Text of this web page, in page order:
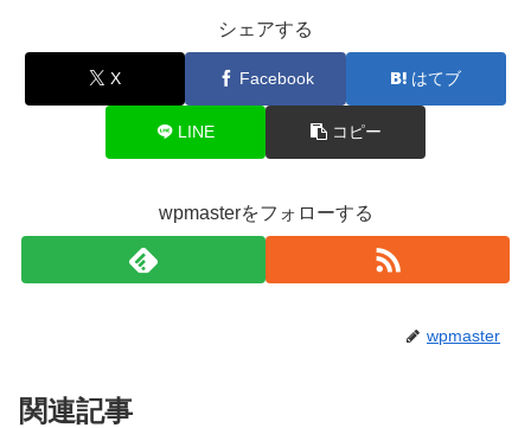
シェアする
X Facebook はてブ
LINE コピー
wpmasterをフォローする
wpmaster
関連記事